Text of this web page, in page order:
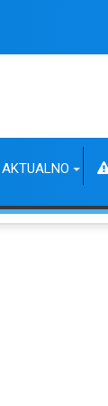
AKTUALNO